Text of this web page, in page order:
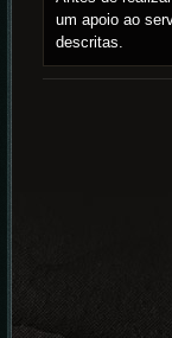
um apoio ao
descritas.